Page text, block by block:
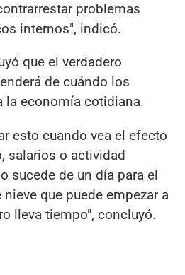
problemas
internos", indicó.
que el verdadero
de cuándo los
la economía cotidiana.
esto cuando vea el efecto
salarios o actividad
sucede de un día para el
que puede empezar a
lleva tiempo", concluyó.